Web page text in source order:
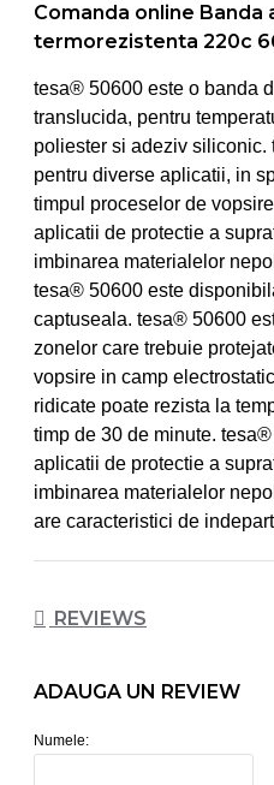
Comanda online Banda
termorezistenta 220c
tesa® 50600 este o banda
translucida, pentru
poliester si adeziv
pentru diverse aplicatii, in
timpul proceselor de
aplicatii de protectie a
imbinarea materialelor
tesa® 50600 este
captuseala. tesa® 50600
zonelor care trebuie
vopsire in camp
ridicate poate rezista la
timp de 30 de minute.
aplicatii de protectie a
imbinarea materialelor
are caracteristici de
REVIEWS
ADAUGA UN REVIEW
Numele: